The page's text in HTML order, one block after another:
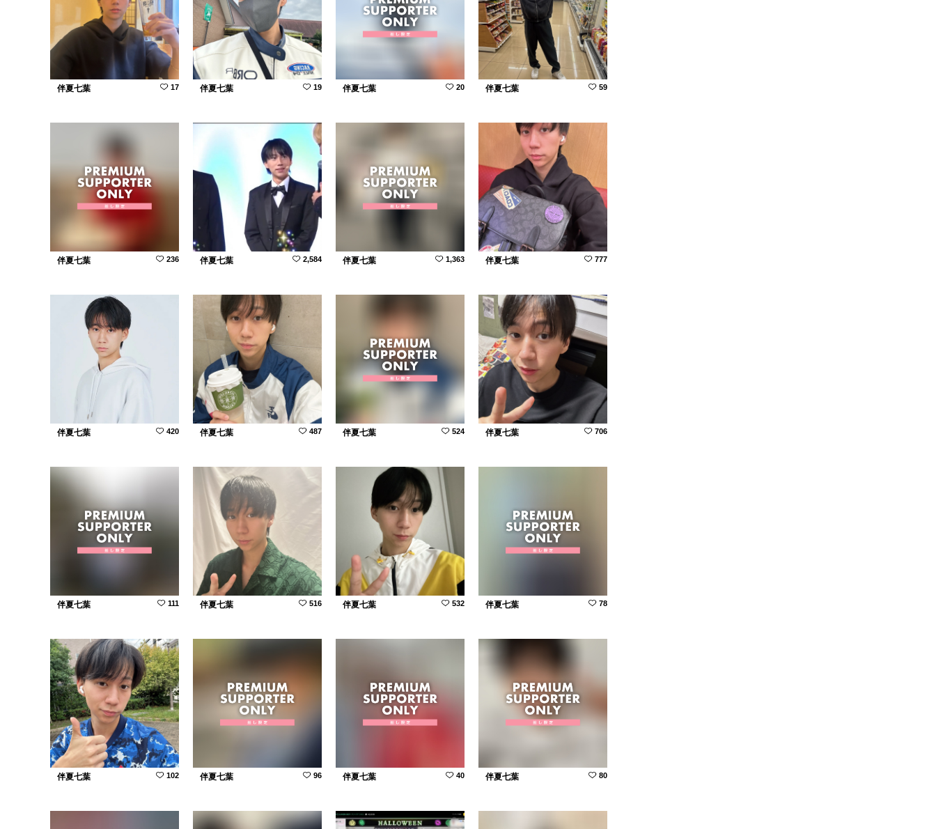
伴夏七葉 17 伴夏七葉 19 伴夏七葉 20 伴夏七葉 59
伴夏七葉 236 伴夏七葉 2,584 伴夏七葉 1,363 伴夏七葉 777
伴夏七葉 420 伴夏七葉 487 伴夏七葉 524 伴夏七葉 706
伴夏七葉 111 伴夏七葉 516 伴夏七葉 532 伴夏七葉 78
伴夏七葉 102 伴夏七葉 96 伴夏七葉 40 伴夏七葉 80